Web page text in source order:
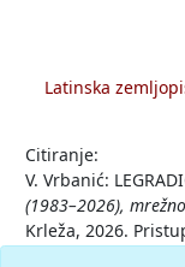
Latinska
Citiranje:
V. Vrbanić:
(1983–2026),
Krleža, 2026.